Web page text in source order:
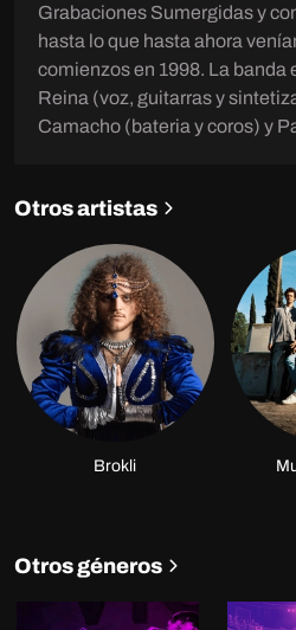
Grabaciones Sumergidas y
hasta lo que hasta ahora
comienzos en 1998. La banda esta formada por Ruby
Reina (voz, guitarras y
Camacho (bateria y coros) y
Otros artistas
Brokli
Otros géneros